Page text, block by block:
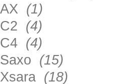
AX (1)
C2 (4)
C4 (4)
Saxo (15)
Xsara (18)